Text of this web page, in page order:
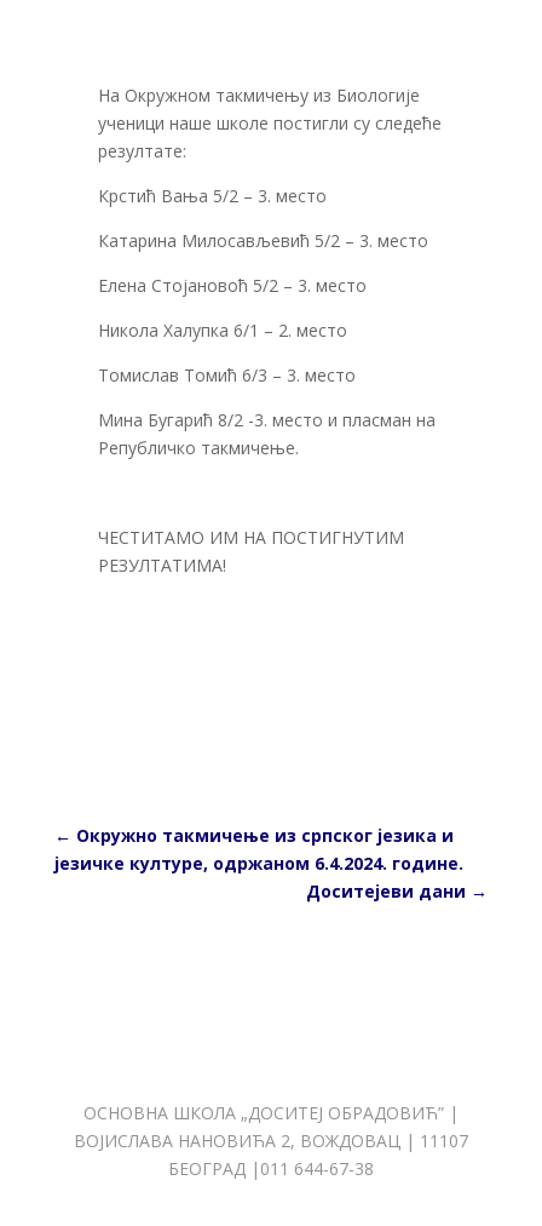
На Окружном такмичењу из Биологије
ученици наше школе постигли су следеће
резултате:
Крстић Вања 5/2 – 3. место
Катарина Милосављевић 5/2 – 3. место
Елена Стојановоћ 5/2 – 3. место
Никола Халупка 6/1 – 2. место
Томислав Томић 6/3 – 3. место
Мина Бугарић 8/2 -3. место и пласман на
Републичко такмичење.
ЧЕСТИТАМО ИМ НА ПОСТИГНУТИМ
РЕЗУЛТАТИМА!
← Окружно такмичењe из српског језика и
језичке културе, одржаном 6.4.2024. године.
Доситејеви дани →
ОСНОВНА ШКОЛА „ДОСИТЕЈ ОБРАДОВИЋ” |
ВОЈИСЛАВА НАНОВИЋА 2, ВОЖДОВАЦ | 11107
БЕОГРАД |011 644-67-38